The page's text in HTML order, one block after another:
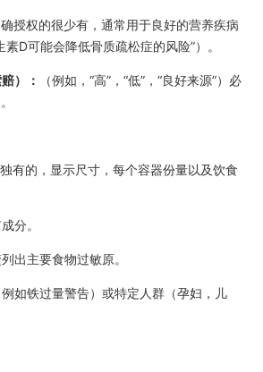
授权的很少有，通常用于良好的营养疾病
D可能会降低骨质疏松症的风险”）。
）：
（例如，“高”，“低”，“良好来源”）必
有的，显示尺寸，每个容器份量以及饮食
分。
出主要食物过敏原。
如铁过量警告）或特定人群（孕妇，儿